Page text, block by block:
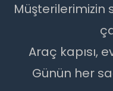
Müşterilerimizin
Araç kapısı,
Günün her